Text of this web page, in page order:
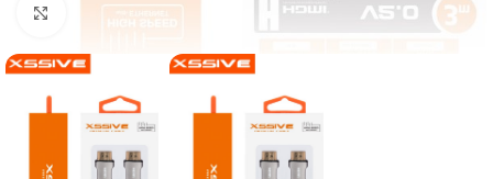
Click to enlarge